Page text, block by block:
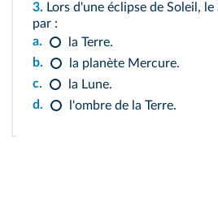
3. Lors d'une éclipse de Soleil,
par :
a.
la Terre.
b.
la planète Mercure.
c.
la Lune.
d.
l'ombre de la Terre.